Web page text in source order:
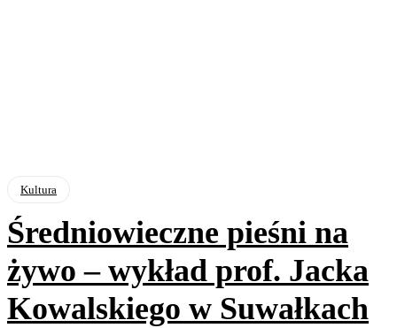
Kultura
Średniowieczne pieśni na
żywo – wykład prof. Jacka
Kowalskiego w Suwałkach